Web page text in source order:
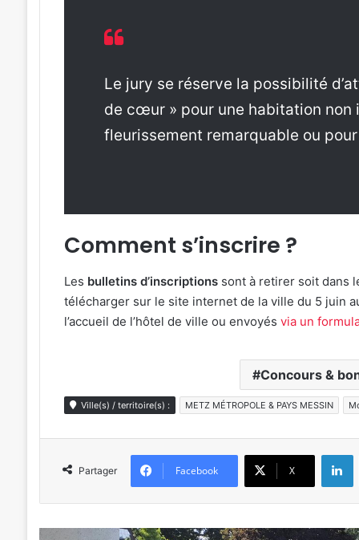
Le jury se réserve la possibilité
de cœur » pour une habitation
fleurissement remarquable ou
Comment s’inscrire ?
Les bulletins d’inscriptionssont à retirer soit dans
télécharger sur le site internet de la ville du 5 juin
l’accueil de l’hôtel de ville ou envoyés via un
Concours &
Ville(s) / territoire(s) : METZ MÉTROPOLE & PAYS MESSIN
Partager Facebook X